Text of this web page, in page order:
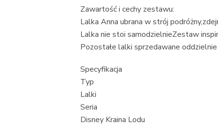
Zawartość i cechy zestawu:
Lalka Anna ubrana w strój
Lalka nie stoi samodzielnieZestaw
Pozostałe lalki sprzedawane oddzielnie
Specyfikacja
Typ
Lalki
Seria
Disney Kraina Lodu